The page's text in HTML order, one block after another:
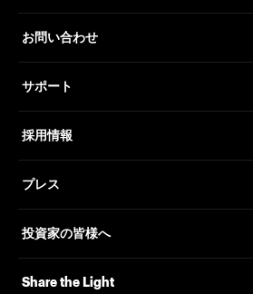
お問い合わせ
サポート
採用情報
プレス
投資家の皆様へ
Share the Light